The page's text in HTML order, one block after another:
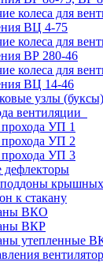
колеса для
ВЦ 4-75
колеса для
ВР 280-46
колеса для
ВЦ 14-46
узлы (буксы)
вентиляции
УП 1
УП 2
УП 3
дефлекторы
крышных
к стакану
ВКО
ВКР
утепленные